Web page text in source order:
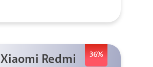
36%
Xiaomi Redmi